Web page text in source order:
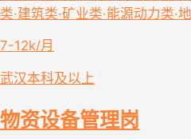
类·建筑类·矿业类·能源动力类·
7-12k/月
武汉本科及以上
物资设备管理岗